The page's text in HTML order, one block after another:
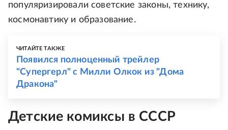
популяризировали советские законы, технику,
космонавтику и образование.
ЧИТАЙТЕ ТАКЖЕ
Появился полноценный трейлер
"Супергерл" с Милли Олкок из "Дома
Дракона"
Детские комиксы в СССР